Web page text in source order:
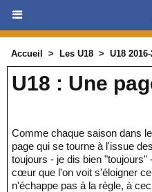
Accueil > Les U18 > U18
U18 : Une
Comme chaque saison dans les catégories d'âge, c'est une
page qui se tourne à l'issue
toujours - je dis bien
cœur que l'on voit s'éloigner
n'échappe pas à la règle, à